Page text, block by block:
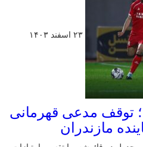
۲۳ اسفند ۱۴۰۳
سپاهان؛ توقف مدعی قهرمانی
مازندران